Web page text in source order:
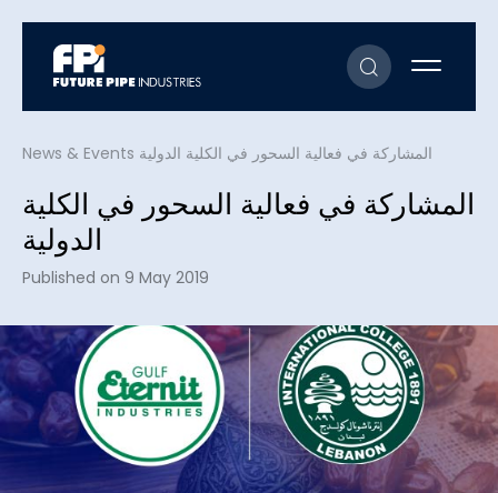
News & Events المشاركة في فعالية السحور في الكلية الدولية
المشاركة في فعالية السحور في الكلية
الدولية
Published on 9 May 2019